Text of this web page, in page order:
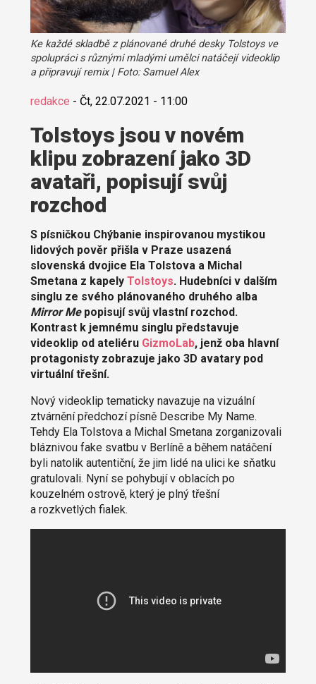
Ke každé skladbě z plánované druhé desky Tolstoys ve
spolupráci s různými mladými umělci natáčejí videoklip
a připravují remix | Foto: Samuel Alex
redakce - Čt, 22.07.2021 - 11:00
Tolstoys jsou v novém
klipu zobrazení jako 3D
avataři, popisují svůj
rozchod
S písničkou Chýbanie inspirovanou mystikou
lidových pověr přišla v Praze usazená
slovenská dvojice Ela Tolstova a Michal
Smetana z kapely Tolstoys. Hudebníci v dalším
singlu ze svého plánovaného druhého alba
Mirror Mepopisují svůj vlastní rozchod.
Kontrast k jemnému singlu představuje
videoklip od ateliéru GizmoLab, jenž oba hlavní
protagonisty zobrazuje jako 3D avatary pod
virtuální třešní.
Nový videoklip tematicky navazuje na vizuální
ztvárnění předchozí písně Describe My Name.
Tehdy Ela Tolstova a Michal Smetana zorganizovali
bláznivou fake svatbu v Berlíně a během natáčení
byli natolik autentiční, že jim lidé na ulici ke sňatku
gratulovali. Nyní se pohybují v oblacích po
kouzelném ostrově, který je plný třešní
a rozkvetlých fialek.